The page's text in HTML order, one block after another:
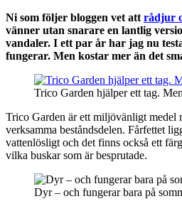
Ni som följer bloggen vet att rådjur
vänner utan snarare en lantlig
vandaler. I ett par år har jag nu
fungerar. Men kostar mer än det
Trico Garden hjälper ett tag.
Trico Garden är ett miljövänligt medel
verksamma beståndsdelen. Fårfettet
vattenlösligt och det finns också ett
vilka buskar som är besprutade.
Dyr – och fungerar bara på